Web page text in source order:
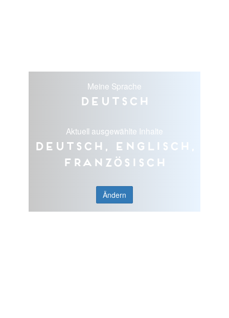
Meine Sprache
Deutsch
Aktuell ausgewählte Inhalte
Deutsch, Englisch,
Französisch
Ändern